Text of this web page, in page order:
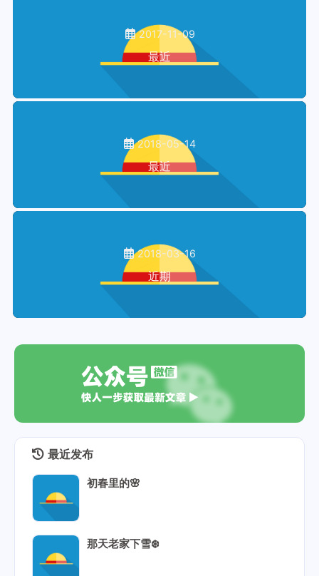
2017-11-09
最近
2018-05-14
最近
2018-03-16
近期
最近发布
初春里的🌸
那天老家下雪❄️